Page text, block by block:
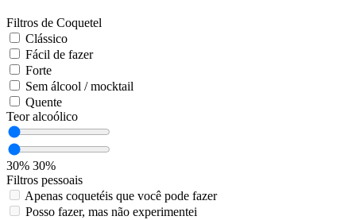
Filtros de Coquetel
Clássico
Fácil de fazer
Forte
Sem álcool / mocktail
Quente
Teor alcoólico
30% 30%
Filtros pessoais
Apenas coquetéis que você pode fazer
Posso fazer, mas não experimentei